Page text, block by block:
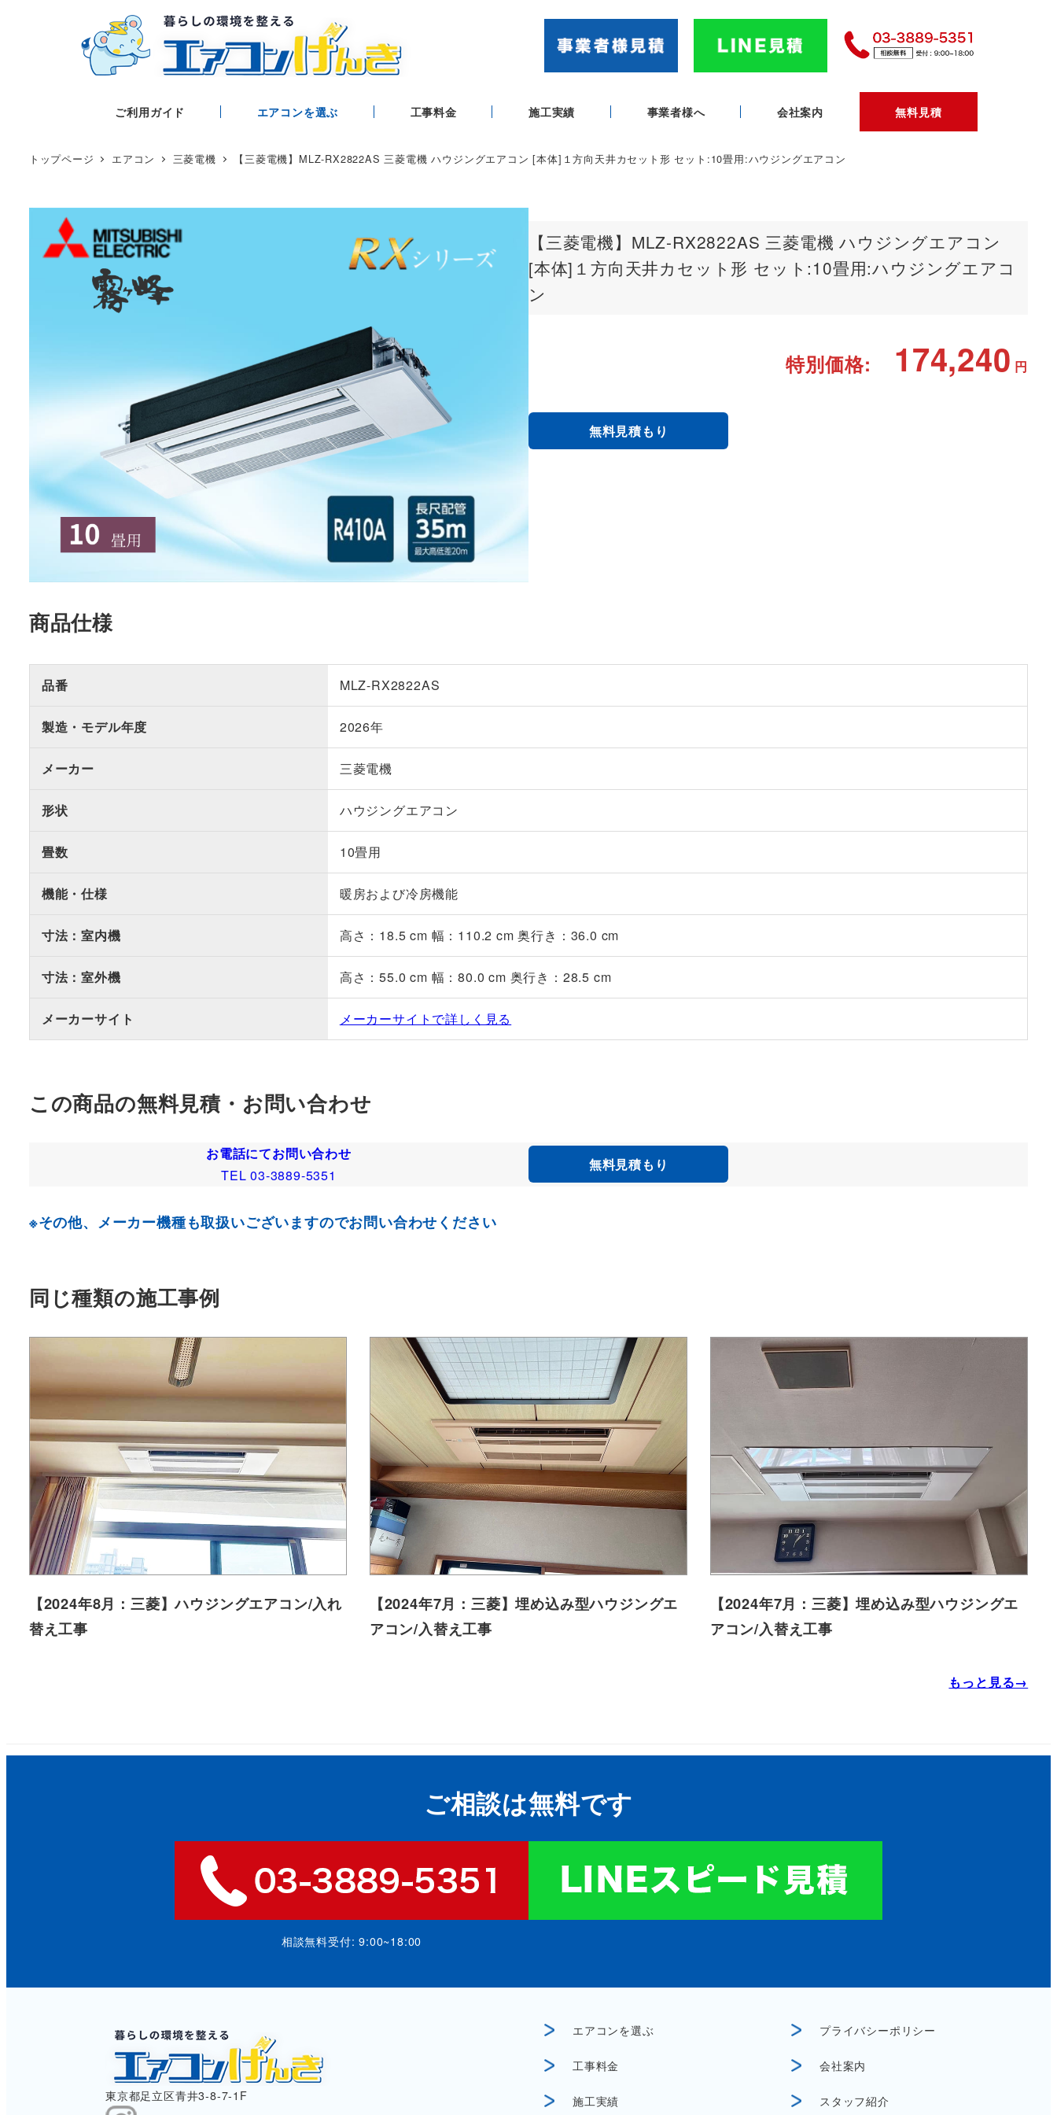
ご利用ガイド エアコンを選ぶ 工事料金 施工実績 事業者様へ 会社案内 無料見積
トップページ エアコン 三菱電機 【三菱電機】MLZ-RX2822AS 三菱電機 ハウジングエアコン [本体]１方向天井カセット形 セット:10畳用:ハウジングエアコン
【三菱電機】MLZ-RX2822AS 三菱電機 ハウジングエアコン
[本体]１方向天井カセット形 セット:10畳用:ハウジングエアコ
ン
特別価格: 174,240 円
無料見積もり
商品仕様
品番 MLZ-RX2822AS
製造・モデル年度 2026年
メーカー 三菱電機
形状 ハウジングエアコン
畳数 10畳用
機能・仕様 暖房および冷房機能
寸法：室内機 高さ：18.5 cm 幅：110.2 cm 奥行き：36.0 cm
寸法：室外機 高さ：55.0 cm 幅：80.0 cm 奥行き：28.5 cm
メーカーサイト メーカーサイトで詳しく見る
この商品の無料見積・お問い合わせ
お電話にてお問い合わせ
TEL 03-3889-5351
無料見積もり
※その他、メーカー機種も取扱いございますのでお問い合わせください
同じ種類の施工事例
【2024年8月：三菱】ハウジングエアコン/入れ
替え工事
【2024年7月：三菱】埋め込み型ハウジングエ
アコン/入替え工事
【2024年7月：三菱】埋め込み型ハウジングエ
アコン/入替え工事
もっと見る→
ご相談は無料です
相談無料受付: 9:00~18:00
東京都足立区青井3-8-7-1F
エアコンを選ぶ
工事料金
施工実績
プライバシーポリシー
会社案内
スタッフ紹介